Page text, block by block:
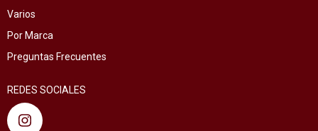
Varios
Por Marca
Preguntas Frecuentes
REDES SOCIALES